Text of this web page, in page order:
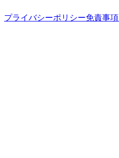
プライバシーポリシー免責事項